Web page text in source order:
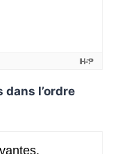
l’ordre